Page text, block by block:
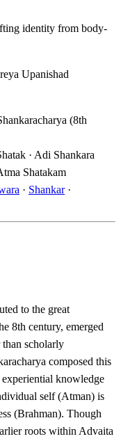
identity from body-
Upanishad
(8th
· Adi Shankara
Shatakam
· Shankar·
to the great
8th century, emerged
scholarly
composed this
knowledge
self (Atman) is
(Brahman). Though
roots within Advaita